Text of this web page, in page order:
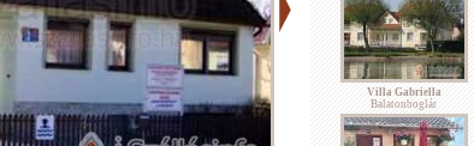
Villa Gabriella
Balatonboglár